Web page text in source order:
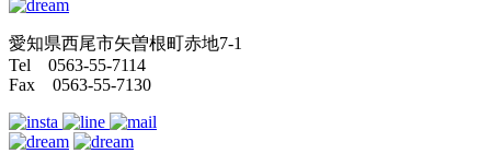
愛知県西尾市矢曽根町赤地7-1
Tel 0563-55-7114
Fax 0563-55-7130